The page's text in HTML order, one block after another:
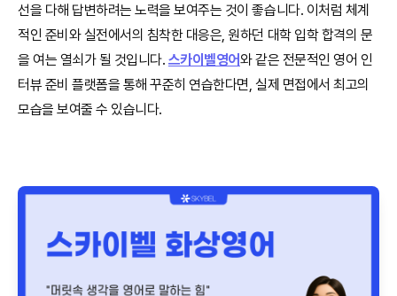
선을 다해 답변하려는 노력을 보여주는 것이 좋습니다. 이처럼 체계
적인 준비와 실전에서의 침착한 대응은, 원하던 대학 입학 합격의 문
을 여는 열쇠가 될 것입니다. 스카이벨영어와 같은 전문적인 영어 인
터뷰 준비 플랫폼을 통해 꾸준히 연습한다면, 실제 면접에서 최고의
모습을 보여줄 수 있습니다.